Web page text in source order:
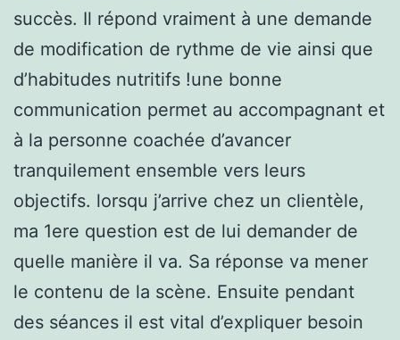
succès. Il répond vraiment à une demande
de modification de rythme de vie ainsi que
d’habitudes nutritifs !une bonne
communication permet au accompagnant et
à la personne coachée d’avancer
tranquilement ensemble vers leurs
objectifs. lorsqu j’arrive chez un clientèle,
ma 1ere question est de lui demander de
quelle manière il va. Sa réponse va mener
le contenu de la scène. Ensuite pendant
des séances il est vital d’expliquer besoin